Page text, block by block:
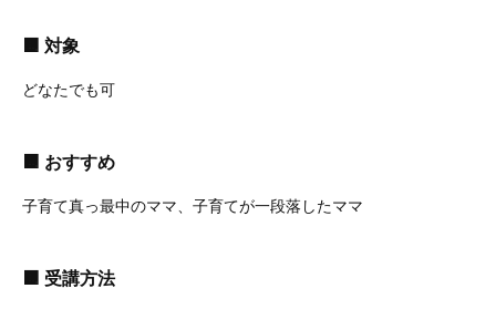
🟧 対象
どなたでも可
🟧 おすすめ
子育て真っ最中のママ、子育てが一段落したママ
🟧 受講方法